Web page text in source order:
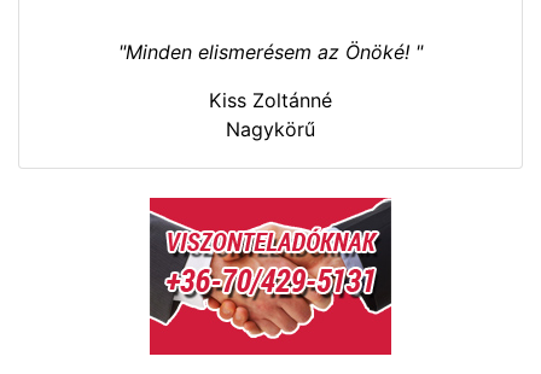
"Minden elismerésem az Önöké! "
Kiss Zoltánné
Nagykörű